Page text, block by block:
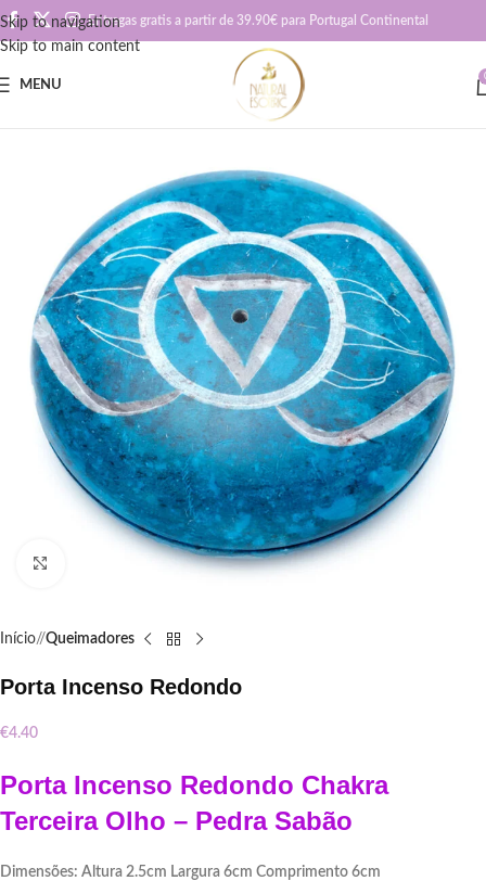
Skip to navigation
Skip to main content
Entregas gratis a partir de 39.90€ para Portugal Continental
MENU
Início/ Queimadores
Porta Incenso Redondo
€4.40
Porta Incenso Redondo Chakra
Terceira Olho – Pedra Sabão
Dimensões: Altura 2.5cm Largura 6cm Comprimento 6cm